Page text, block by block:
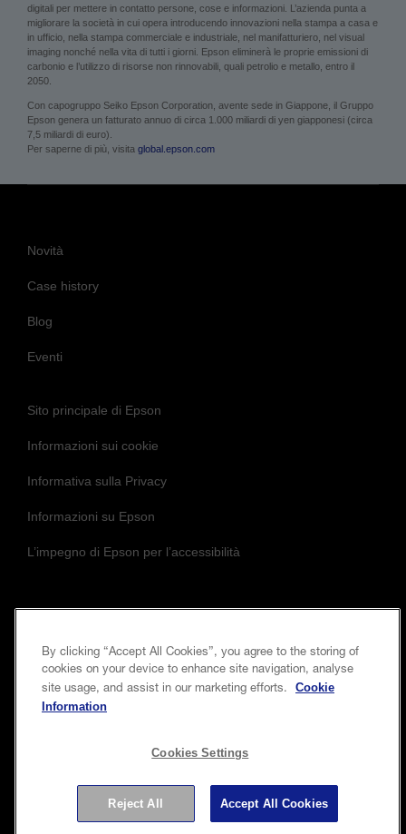
digitali per mettere in contatto persone, cose e informazioni. L’azienda punta a
migliorare la società in cui opera introducendo innovazioni nella stampa a casa e
in ufficio, nella stampa commerciale e industriale, nel manifatturiero, nel visual
imaging nonché nella vita di tutti i giorni. Epson eliminerà le proprie emissioni di
carbonio e l’utilizzo di risorse non rinnovabili, quali petrolio e metallo, entro il
2050.
Con capogruppo Seiko Epson Corporation, avente sede in Giappone, il Gruppo
Epson genera un fatturato annuo di circa 1.000 miliardi di yen giapponesi (circa
7,5 miliardi di euro).
Per saperne di più, visita global.epson.com
Novità
Case history
Blog
Eventi
Sito principale di Epson
Informazioni sui cookie
Informativa sulla Privacy
Informazioni su Epson
L’impegno di Epson per l’accessibilità
Seguici per essere sempre aggiornato e in
contatto con noi
By clicking “Accept All Cookies”, you agree to the storing of
cookies on your device to enhance site navigation, analyse
site usage, and assist in our marketing efforts.
Cookie
Information
Cookies Settings
Reject All Accept All Cookies